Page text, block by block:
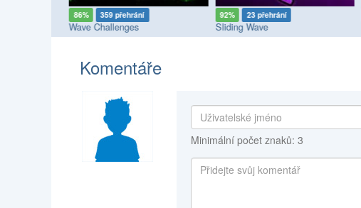
86% 359 přehrání
Wave Challenges
92% 23 přehrání
Sliding Wave
Komentáře
Minimální počet znaků: 3